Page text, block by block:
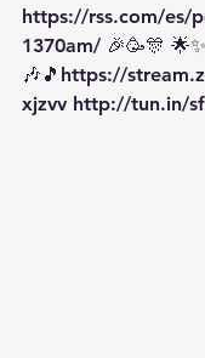
https://rss.com/es/
1370am/ 🎉🥳🎊
🎶🎵 https://
xjzvv http://tun.in/